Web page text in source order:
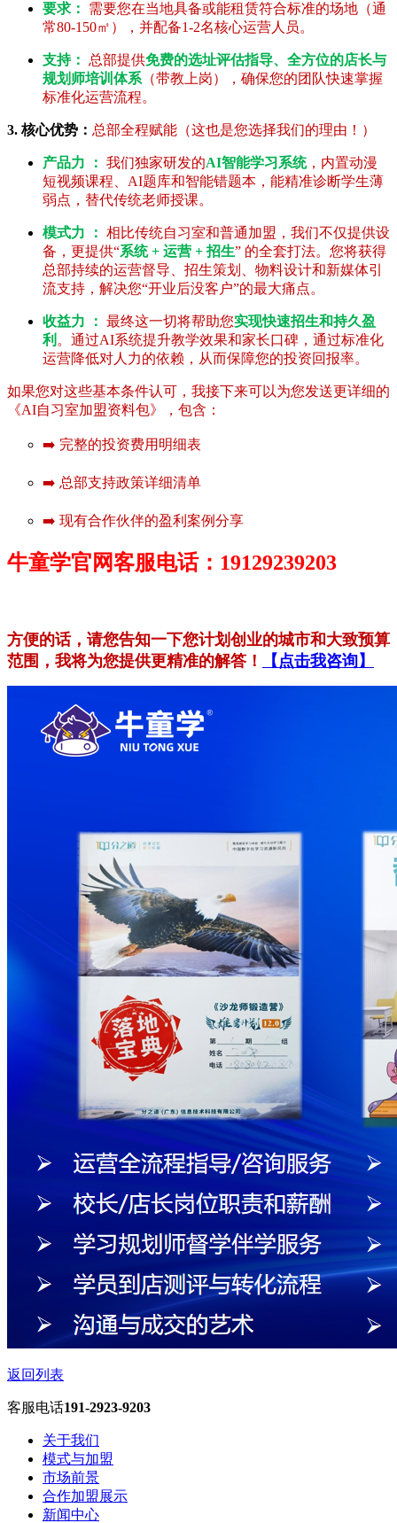
要求：
需要您在当地具备或能租赁符合标准的场地（通
常80-150㎡），并配备1-2名核心运营人员。
支持： 总部提供免费的选址评估指导、全方位的店长与
规划师培训体系 （带教上岗），确保您的团队快速掌握
标准化运营流程。
3. 核心优势： 总部全程赋能（这也是您选择我们的理由！）
产品力 ： 我们独家研发的AI智能学习系统，内置动漫
短视频课程、AI题库和智能错题本，能精准诊断学生薄
弱点，替代传统老师授课。
模式力 ： 相比传统自习室和普通加盟，我们不仅提供设
备，更提供“系统 + 运营 + 招生” 的全套打法。您将获得
总部持续的运营督导、招生策划、物料设计和新媒体引
流支持，解决您“开业后没客户”的最大痛点。
收益力 ： 最终这一切将帮助您实现快速招生和持久盈
利 。通过AI系统提升教学效果和家长口碑，通过标准化
运营降低对人力的依赖，从而保障您的投资回报率。
如果您对这些基本条件认可，我接下来可以为您发送更详细的
《AI自习室加盟资料包》，包含：
➡️ 完整的投资费用明细表
➡️ 总部支持政策详细清单
➡️ 现有合作伙伴的盈利案例分享
牛童学官网客服电话：19129239203
方便的话，请您告知一下您计划创业的城市和大致预算
范围，我将为您提供更精准的解答！
【点击我咨询】
返回列表
客服电话191-2923-9203
关于我们
模式与加盟
市场前景
合作加盟展示
新闻中心